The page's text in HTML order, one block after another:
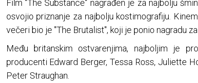
Film "The Substance" nagrađen je za najbolju
osvojio priznanje za najbolju kostimografiju.
večeri bio je "The Brutalist", koji je ponio nagradu
Među britanskim ostvarenjima, najboljim je
producenti Edward Berger, Tessa Ross, Juliette
Peter Straughan.